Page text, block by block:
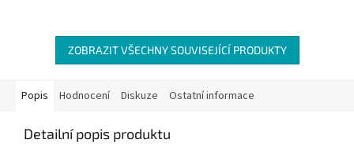
ZOBRAZIT VŠECHNY SOUVISEJÍCÍ PRODUKTY
Popis Hodnocení Diskuze Ostatní informace
Detailní popis produktu